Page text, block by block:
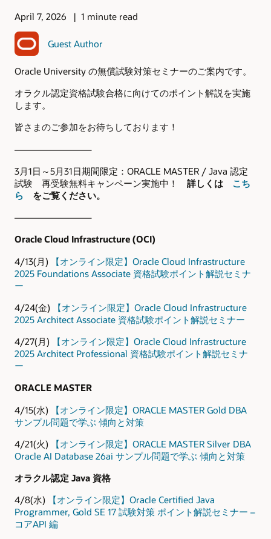
April 7, 2026 1 minute read
Guest Author
Oracle University の無償試験対策セミナーのご案内です。
オラクル認定資格試験合格に向けてのポイント解説を実施
します。
皆さまのご参加をお待ちしております！
————————–
3月1日～5月31日期間限定：ORACLE MASTER / Java 認定
試験 再受験無料キャンペーン実施中！ 詳しくは こち
ら をご覧ください。
————————–
Oracle Cloud Infrastructure (OCI)
4/13(月)
【オンライン限定】Oracle Cloud Infrastructure
2025 Foundations Associate 資格試験ポイント解説セミナ
ー
4/24(金) 【オンライン限定】Oracle Cloud Infrastructure
2025 Architect Associate 資格試験ポイント解説セミナー
4/27(月)
【オンライン限定】Oracle Cloud Infrastructure
2025 Architect Professional 資格試験ポイント解説セミナ
ー
ORACLE MASTER
4/15(水)
【オンライン限定】ORACLE MASTER Gold DBA
サンプル問題で学ぶ 傾向と対策
4/21(火)
【オンライン限定】ORACLE MASTER Silver DBA
Oracle AI Database 26ai サンプル問題で学ぶ 傾向と対策
オラクル認定 Java 資格
4/8(水)
【オンライン限定】Oracle Certified Java
Programmer, Gold SE 17 試験対策 ポイント解説セミナー –
コアAPI 編